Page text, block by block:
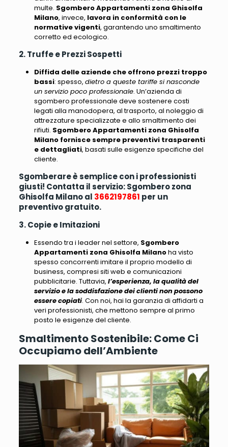
multe. Sgombero Appartamenti zona Ghisolfa
Milano, invece, lavora in conformità con le
normative vigenti, garantendo uno smaltimento
corretto ed ecologico.
2. Truffe e Prezzi Sospetti
Diffida delle aziende che offrono prezzi troppo
bassi: spesso, dietro a queste tariffe si nasconde
un servizio poco professionale. Un’azienda di
sgombero professionale deve sostenere costi
legati alla manodopera, al trasporto, al noleggio di
attrezzature specializzate e allo smaltimento dei
rifiuti. Sgombero Appartamenti zona Ghisolfa
Milano fornisce sempre preventivi trasparenti
e dettagliati, basati sulle esigenze specifiche del
cliente.
Sgomberare è semplice con i professionisti
giusti! Contatta il servizio: Sgombero zona
Ghisolfa Milano al 3662197861 per un
preventivo gratuito.
3. Copie e Imitazioni
Essendo tra i leader nel settore, Sgombero
Appartamenti zona Ghisolfa Milanoha visto
spesso concorrenti imitare il proprio modello di
business, compresi siti web e comunicazioni
pubblicitarie. Tuttavia, l’esperienza, la qualità del
servizio e la soddisfazione dei clienti non possono
essere copiati. Con noi, hai la garanzia di affidarti a
veri professionisti, che mettono sempre al primo
posto le esigenze del cliente.
Smaltimento Sostenibile: Come Ci
Occupiamo dell’Ambiente